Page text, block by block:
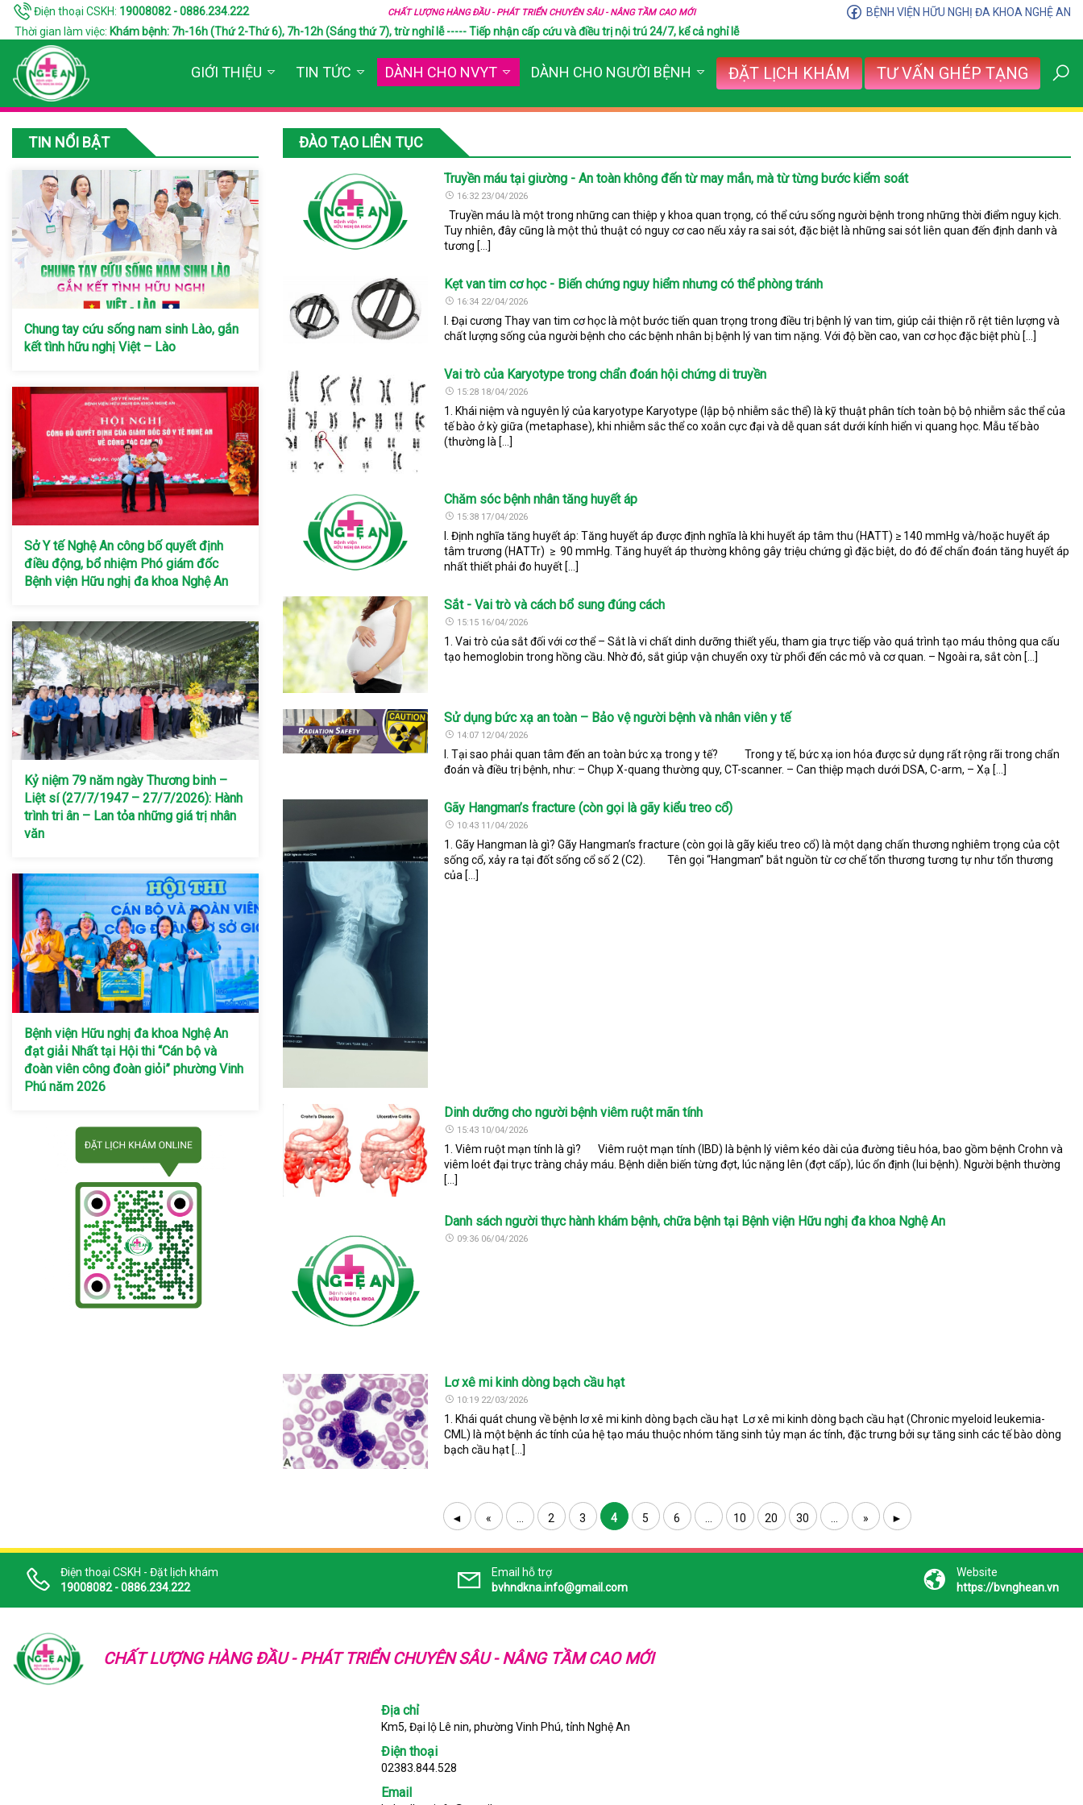
Điện thoại CSKH: 19008082 - 0886.234.222 CHẤT LƯỢNG HÀNG ĐẦU - PHÁT TRIỂN CHUYÊN SÂU - NÂNG TẦM CAO MỚI
BỆNH VIỆN HỮU NGHỊ ĐA KHOA NGHỆ AN
Thời gian làm việc: Khám bệnh: 7h-16h (Thứ 2-Thứ 6), 7h-12h (Sáng thứ 7), trừ nghỉ lễ ----- Tiếp nhận cấp cứu và điều trị nội trú 24/7, kể cả nghỉ lễ
GIỚI THIỆU TIN TỨC DÀNH CHO NVYT DÀNH CHO NGƯỜI BỆNH ĐẶT LỊCH KHÁM TƯ VẤN GHÉP TẠNG
TIN NỔI BẬT
Chung tay cứu sống nam sinh Lào, gắn
kết tình hữu nghị Việt – Lào
Sở Y tế Nghệ An công bố quyết định
điều động, bổ nhiệm Phó giám đốc
Bệnh viện Hữu nghị đa khoa Nghệ An
Kỷ niệm 79 năm ngày Thương binh –
Liệt sí (27/7/1947 – 27/7/2026): Hành
trình tri ân – Lan tỏa những giá trị nhân
văn
Bệnh viện Hữu nghị đa khoa Nghệ An
đạt giải Nhất tại Hội thi “Cán bộ và
đoàn viên công đoàn giỏi” phường Vinh
Phú năm 2026
ĐÀO TẠO LIÊN TỤC
Truyền máu tại giường - An toàn không đến từ may mắn, mà từ từng bước kiểm soát
16:32 23/04/2026
Truyền máu là một trong những can thiệp y khoa quan trọng, có thể cứu sống người bệnh trong những thời điểm nguy kịch.
Tuy nhiên, đây cũng là một thủ thuật có nguy cơ cao nếu xảy ra sai sót, đặc biệt là những sai sót liên quan đến định danh và
tương […]
Kẹt van tim cơ học - Biến chứng nguy hiểm nhưng có thể phòng tránh
16:34 22/04/2026
I. Đại cương Thay van tim cơ học là một bước tiến quan trọng trong điều trị bệnh lý van tim, giúp cải thiện rõ rệt tiên lượng và
chất lượng sống của người bệnh cho các bệnh nhân bị bệnh lý van tim nặng. Với độ bền cao, van cơ học đặc biệt phù […]
Vai trò của Karyotype trong chẩn đoán hội chứng di truyền
15:28 18/04/2026
1. Khái niệm và nguyên lý của karyotype Karyotype (lập bộ nhiễm sắc thể) là kỹ thuật phân tích toàn bộ bộ nhiễm sắc thể của
tế bào ở kỳ giữa (metaphase), khi nhiễm sắc thể co xoắn cực đại và dễ quan sát dưới kính hiển vi quang học. Mẫu tế bào
(thường là […]
Chăm sóc bệnh nhân tăng huyết áp
15:38 17/04/2026
I. Định nghĩa tăng huyết áp: Tăng huyết áp được định nghĩa là khi huyết áp tâm thu (HATT) ≥ 140 mmHg và/hoặc huyết áp
tâm trương (HATTr) ≥ 90 mmHg. Tăng huyết áp thường không gây triệu chứng gì đặc biệt, do đó để chẩn đoán tăng huyết áp
nhất thiết phải đo huyết […]
Sắt - Vai trò và cách bổ sung đúng cách
15:15 16/04/2026
1. Vai trò của sắt đối với cơ thể – Sắt là vi chất dinh dưỡng thiết yếu, tham gia trực tiếp vào quá trình tạo máu thông qua cấu
tạo hemoglobin trong hồng cầu. Nhờ đó, sắt giúp vận chuyển oxy từ phổi đến các mô và cơ quan. – Ngoài ra, sắt còn […]
Sử dụng bức xạ an toàn – Bảo vệ người bệnh và nhân viên y tế
14:07 12/04/2026
I. Tại sao phải quan tâm đến an toàn bức xạ trong y tế? Trong y tế, bức xạ ion hóa được sử dụng rất rộng rãi trong chẩn
đoán và điều trị bệnh, như: – Chụp X-quang thường quy, CT-scanner. – Can thiệp mạch dưới DSA, C-arm, – Xạ […]
Gãy Hangman’s fracture (còn gọi là gãy kiểu treo cổ)
10:43 11/04/2026
1. Gãy Hangman là gì? Gãy Hangman’s fracture (còn gọi là gãy kiểu treo cổ) là một dạng chấn thương nghiêm trọng của cột
sống cổ, xảy ra tại đốt sống cổ số 2 (C2). Tên gọi “Hangman” bắt nguồn từ cơ chế tổn thương tương tự như tổn thương
của […]
Dinh dưỡng cho người bệnh viêm ruột mãn tính
15:43 10/04/2026
1. Viêm ruột mạn tính là gì? Viêm ruột mạn tính (IBD) là bệnh lý viêm kéo dài của đường tiêu hóa, bao gồm bệnh Crohn và
viêm loét đại trực tràng chảy máu. Bệnh diễn biến từng đợt, lúc nặng lên (đợt cấp), lúc ổn định (lui bệnh). Người bệnh thường
[…]
Danh sách người thực hành khám bệnh, chữa bệnh tại Bệnh viện Hữu nghị đa khoa Nghệ An
09:36 06/04/2026
Lơ xê mi kinh dòng bạch cầu hạt
10:19 22/03/2026
1. Khái quát chung về bệnh lơ xê mi kinh dòng bạch cầu hạt Lơ xê mi kinh dòng bạch cầu hạt (Chronic myeloid leukemia-
CML) là một bệnh ác tính của hệ tạo máu thuộc nhóm tăng sinh tủy mạn ác tính, đặc trưng bởi sự tăng sinh các tế bào dòng
bạch cầu hạt […]
◄ « 2 3 4 5 6 10 20 30 » ►
Điện thoại CSKH - Đặt lịch khám
19008082 - 0886.234.222
Email hỗ trợ
bvhndkna.info@gmail.com
Website
https://bvnghean.vn
CHẤT LƯỢNG HÀNG ĐẦU - PHÁT TRIỂN CHUYÊN SÂU - NÂNG TẦM CAO MỚI
Địa chỉ
Km5, Đại lộ Lê nin, phường Vinh Phú, tỉnh Nghệ An
Điện thoại
02383.844.528
Email